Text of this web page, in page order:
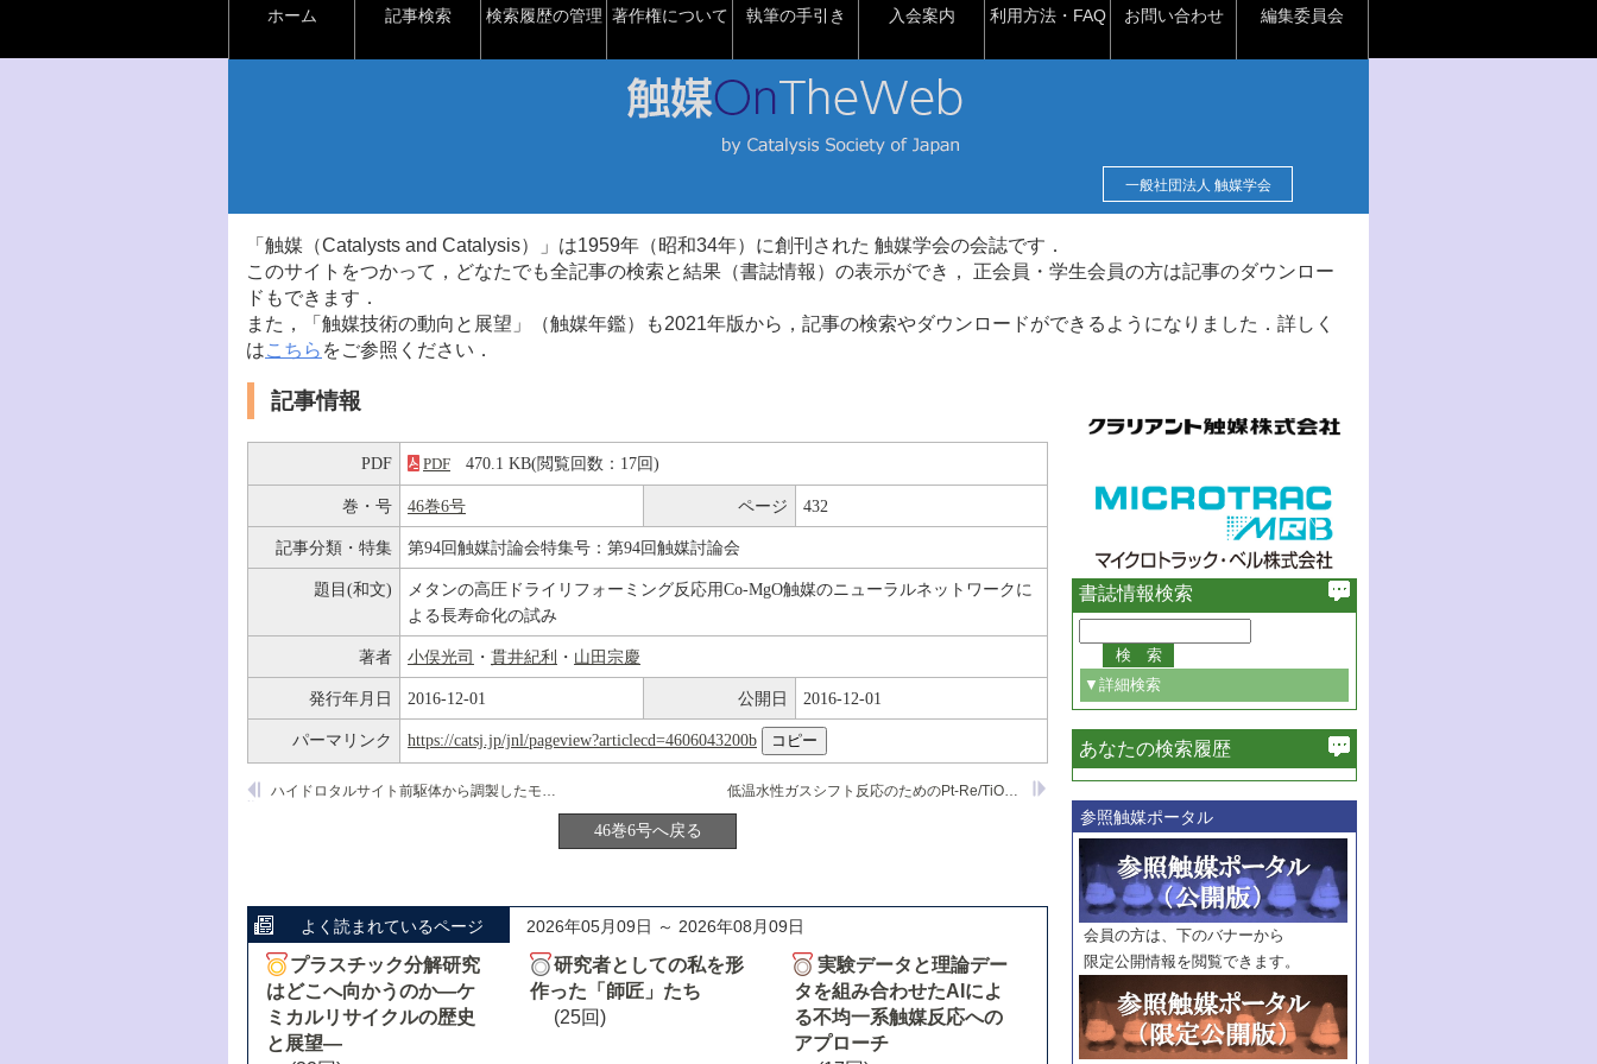
ホーム 記事検索 検索履歴の管理 著作権について 執筆の手引き 入会案内 利用方法・FAQ お問い合わせ 編集委員会
一般社団法人 触媒学会
「触媒（Catalysts and Catalysis）」は1959年（昭和34年）に創刊された 触媒学会の会誌です．
このサイトをつかって，どなたでも全記事の検索と結果（書誌情報）の表示ができ， 正会員・学生会員の方は記事のダウンロー
ドもできます．
また，「触媒技術の動向と展望」（触媒年鑑）も2021年版から，記事の検索やダウンロードができるようになりました．詳しく
はこちら をご参照ください．
記事情報
PDF PDF 470.1 KB(閲覧回数：17回)
巻・号 46巻6号 ページ 432
記事分類・特集 第94回触媒討論会特集号：第94回触媒討論会
題目(和文)
メタンの高圧ドライリフォーミング反応用Co-MgO触媒のニューラルネットワークに
よる長寿命化の試み
著者 小俣光司 ・ 貫井紀利 ・ 山田宗慶
発行年月日 2016-12-01 公開日 2016-12-01
パーマリンク https://catsj.jp/jnl/pageview?articlecd=4606043200b
低温水性ガスシフト反応のためのPt-Re/TiO
2触媒の構造と機能(2)
ハイドロタルサイト前駆体から調製したモノおよびバイメタル触媒でのメタンオートサーマル改質反応
46巻6号へ戻る
よく読まれているページ 2026年05月09日 ～ 2026年08月09日
プラスチック分解研究
はどこへ向かうのか―ケ
ミカルリサイクルの歴史
と展望―
研究者としての私を形
作った「師匠」たち
(25回)
実験データと理論デー
タを組み合わせたAIによ
る不均一系触媒反応への
アプローチ
書誌情報検索
▼詳細検索
必ず含む
巻・号指定
巻
号
範囲指定
巻
号～
巻
号
触媒年鑑
年度
記事種別
マーク：
マークあり
あなたの検索履歴
参照触媒ポータル
会員の方は、下のバナーから
限定公開情報を閲覧できます。